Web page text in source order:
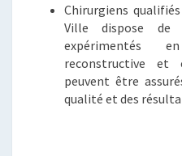
Chirurgiens
Ville dispose de
expérimentés
reconstructive et
peuvent être
qualité et des